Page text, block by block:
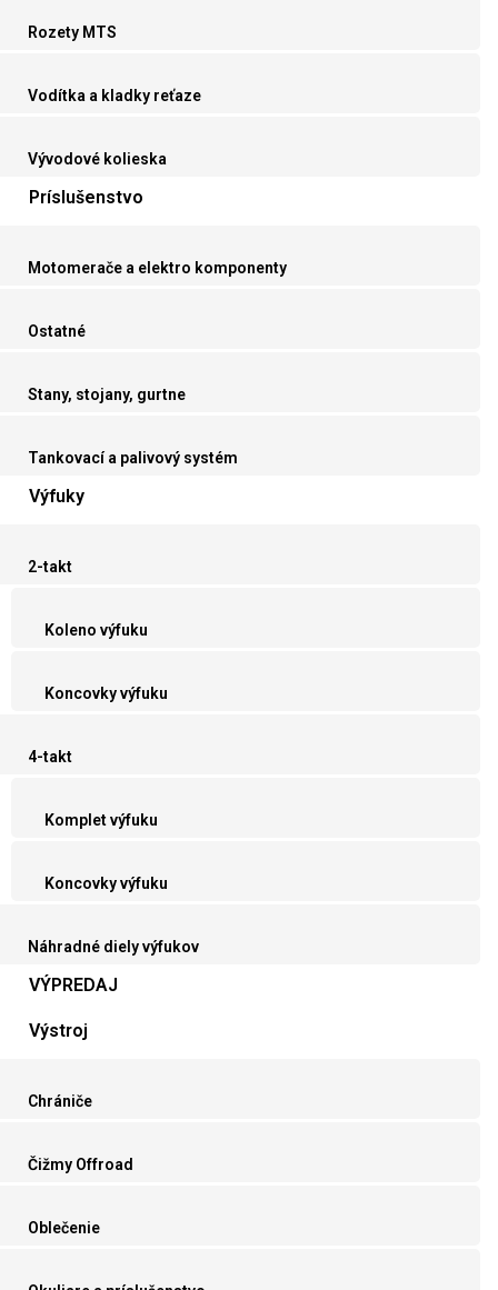
Rozety MTS
Vodítka a kladky reťaze
Vývodové kolieska
Príslušenstvo
Motomerače a elektro komponenty
Ostatné
Stany, stojany, gurtne
Tankovací a palivový systém
Výfuky
2-takt
Koleno výfuku
Koncovky výfuku
4-takt
Komplet výfuku
Koncovky výfuku
Náhradné diely výfukov
VÝPREDAJ
Výstroj
Chrániče
Čižmy Offroad
Oblečenie